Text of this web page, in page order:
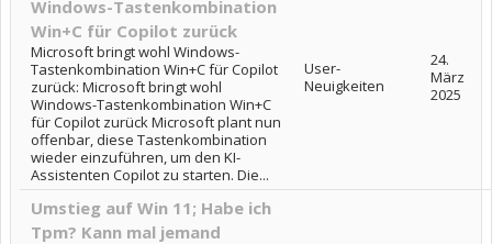
Windows-Tastenkombination
Win+C für Copilot zurück
Microsoft bringt wohl Windows-
Tastenkombination Win+C für Copilot
zurück: Microsoft bringt wohl
Windows-Tastenkombination Win+C
für Copilot zurück Microsoft plant nun
offenbar, diese Tastenkombination
wieder einzuführen, um den KI-
Assistenten Copilot zu starten. Die...
User-
Neuigkeiten
24.
März
2025
Umstieg auf Win 11; Habe ich
Tpm? Kann mal jemand